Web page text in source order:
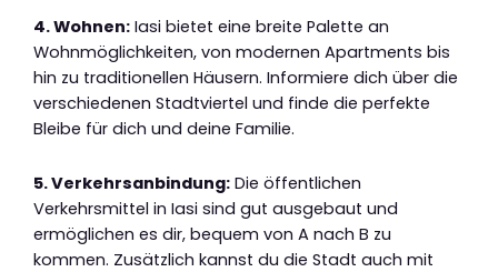
4. Wohnen: Iasi bietet eine breite Palette an
Wohnmöglichkeiten, von modernen Apartments bis
hin zu traditionellen Häusern. Informiere dich über die
verschiedenen Stadtviertel und finde die perfekte
Bleibe für dich und deine Familie.
5. Verkehrsanbindung: Die öffentlichen
Verkehrsmittel in Iasi sind gut ausgebaut und
ermöglichen es dir, bequem von A nach B zu
kommen. Zusätzlich kannst du die Stadt auch mit